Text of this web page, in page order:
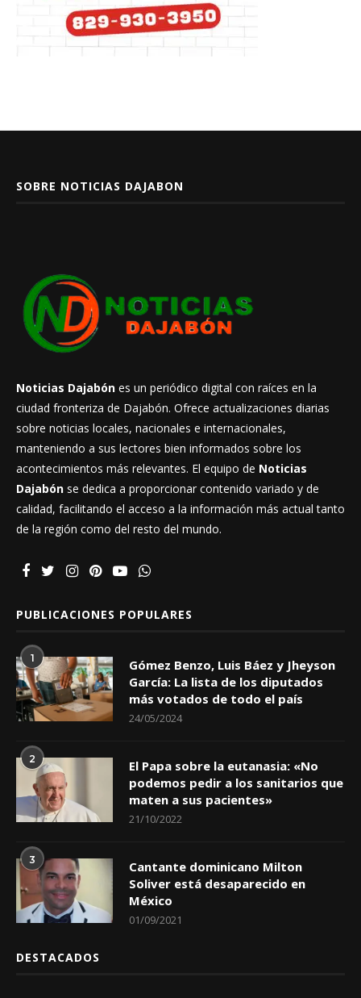
SOBRE NOTICIAS DAJABON
Noticias Dajabón es un periódico digital con raíces en la
ciudad fronteriza de Dajabón. Ofrece actualizaciones diarias
sobre noticias locales, nacionales e internacionales,
manteniendo a sus lectores bien informados sobre los
acontecimientos más relevantes. El equipo de Noticias
Dajabón se dedica a proporcionar contenido variado y de
calidad, facilitando el acceso a la información más actual tanto
de la región como del resto del mundo.
PUBLICACIONES POPULARES
1
Gómez Benzo, Luis Báez y Jheyson
García: La lista de los diputados
más votados de todo el país
24/05/2024
2
El Papa sobre la eutanasia: «No
podemos pedir a los sanitarios que
maten a sus pacientes»
21/10/2022
3
Cantante dominicano Milton
Soliver está desaparecido en
México
01/09/2021
DESTACADOS